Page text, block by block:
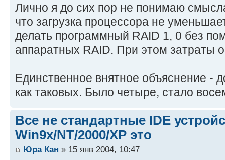
Лично я до сих пор не понимаю
что загрузка процессора не
делать программный RAID 1, 0 без
аппаратных RAID. При этом затраты
Единственное внятное объяснение -
как таковых. Было четыре, стало
Все не стандартные IDE
Win9x/NT/2000/XP это
Юра Кан » 15 янв 2004, 10:47